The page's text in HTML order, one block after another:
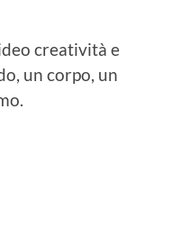
creatività e
un corpo, un